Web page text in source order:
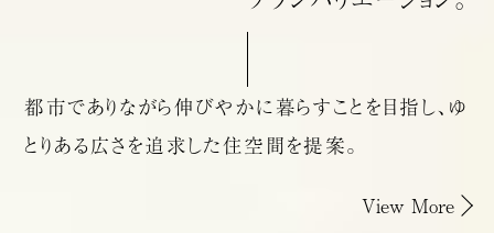
都市でありながら伸びやかに暮らすことを目指し、 ゆ
とりある広さを追求した住空間を提案。
View More